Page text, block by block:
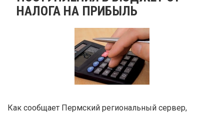
НАЛОГА НА ПРИБЫЛЬ
Как сообщает Пермский региональный сервер,